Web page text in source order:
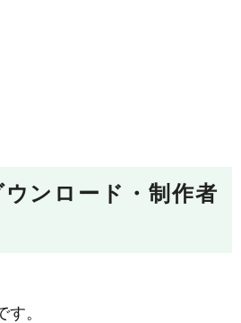
ンロード・制作者
す。